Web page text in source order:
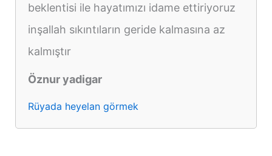
beklentisi ile hayatımızı idame ettiriyoruz
inşallah sıkıntıların geride kalmasına az
kalmıştır
Öznur yadigar
Rüyada heyelan görmek